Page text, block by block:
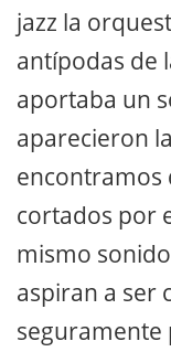
jazz la
antípodas de
aportaba un
aparecieron
encontramos
cortados por
mismo
aspiran a ser
seguramente